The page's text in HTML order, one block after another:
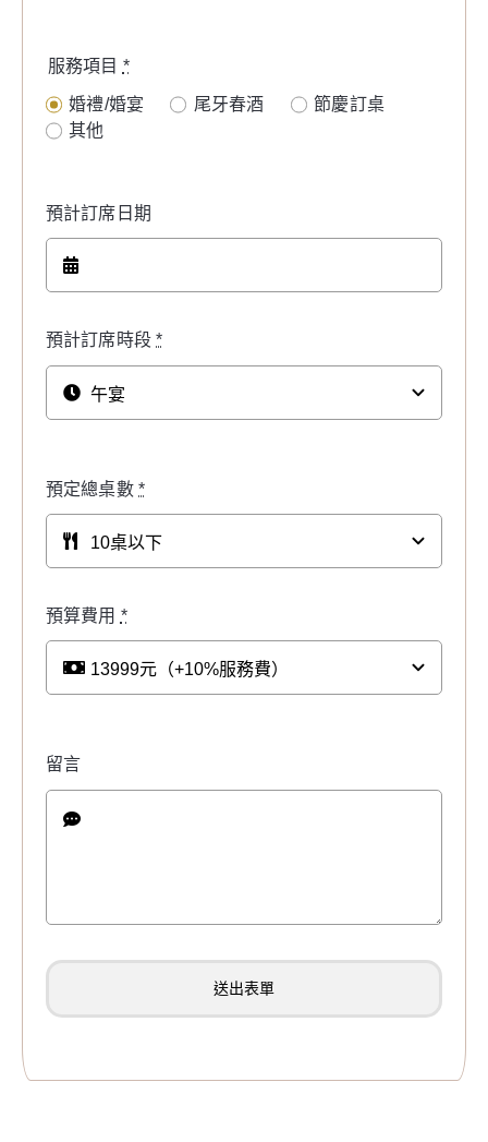
服務項目 *
婚禮/婚宴 尾牙春酒
節慶訂桌
其他
預計訂席日期
預計訂席時段*
預定總桌數*
預算費用 *
留言
送出表單